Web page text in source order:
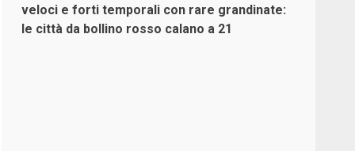
veloci e forti temporali con rare grandinate:
le città da bollino rosso calano a 21